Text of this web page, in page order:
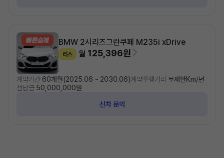
BMW 2시리즈그란쿠페 M235i xDrive
리스 월 125,396원
계약기간 60개월(2025.06 ~ 2030.06)계약주행거리 무제한Km/년
선납금 50,000,000원
신차 문의